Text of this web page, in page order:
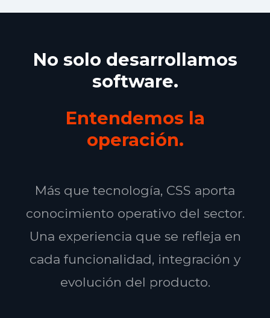
No solo desarrollamos
software.
Entendemos la
operación.
Más que tecnología, CSS aporta
conocimiento operativo del sector.
Una experiencia que se refleja en
cada funcionalidad, integración y
evolución del producto.